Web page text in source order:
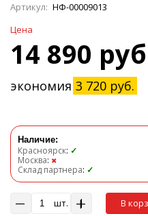
Артикул: НФ-00009013
Цена
14 890
экономия 3 720 руб.
Наличие:
Красноярск: ✓
Москва: ✖
Склад партнера: ✓
шт. В